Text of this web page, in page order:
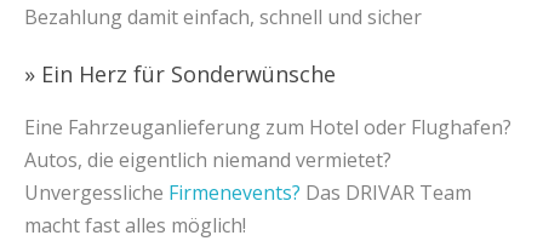
Bezahlung damit einfach, schnell und sicher
» Ein Herz für Sonderwünsche
Eine Fahrzeuganlieferung zum Hotel oder Flughafen?
Autos, die eigentlich niemand vermietet?
Unvergessliche Firmenevents? Das DRIVAR Team
macht fast alles möglich!